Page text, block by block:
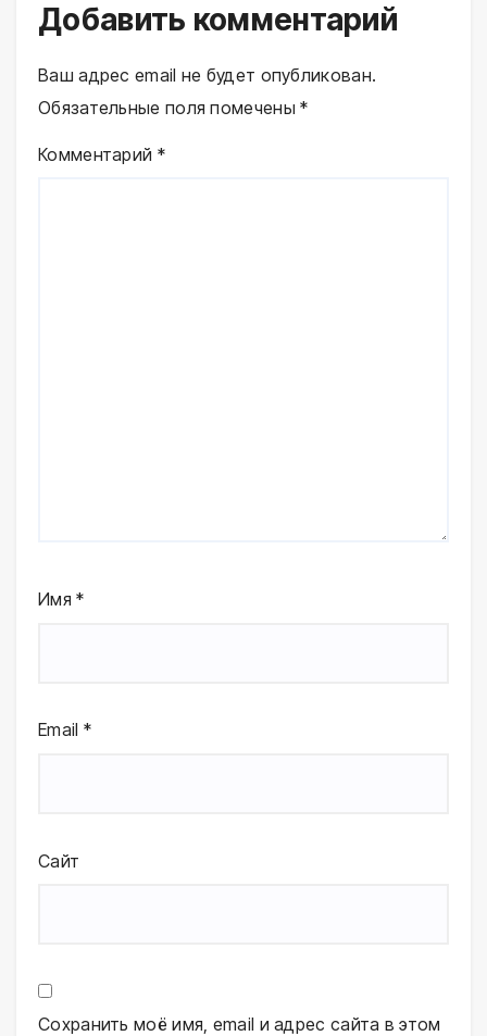
Добавить комментарий
Ваш адрес email не будет опубликован.
Обязательные поля помечены*
Комментарий *
Имя*
Email *
Сайт
Сохранить моё имя, email и адрес сайта в этом